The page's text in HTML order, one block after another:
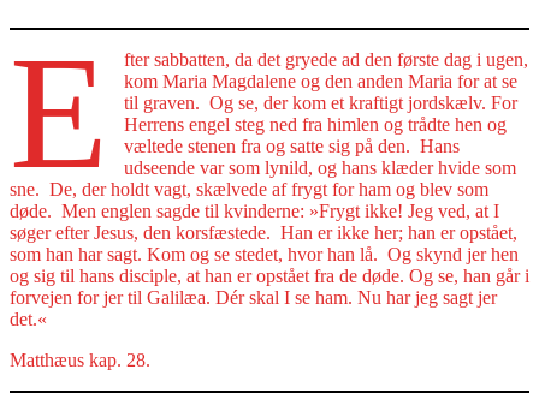
E
fter sabbatten, da det gryede ad den første dag i ugen,
kom Maria Magdalene og den anden Maria for at se
til graven. Og se, der kom et kraftigt jordskælv. For
Herrens engel steg ned fra himlen og trådte hen og
væltede stenen fra og satte sig på den. Hans
udseende var som lynild, og hans klæder hvide som
sne. De, der holdt vagt, skælvede af frygt for ham og blev som
døde. Men englen sagde til kvinderne: »Frygt ikke! Jeg ved, at I
søger efter Jesus, den korsfæstede. Han er ikke her; han er opstået,
som han har sagt. Kom og se stedet, hvor han lå. Og skynd jer hen
og sig til hans disciple, at han er opstået fra de døde. Og se, han går i
forvejen for jer til Galilæa. Dér skal I se ham. Nu har jeg sagt jer
det.«
Matthæus kap. 28.